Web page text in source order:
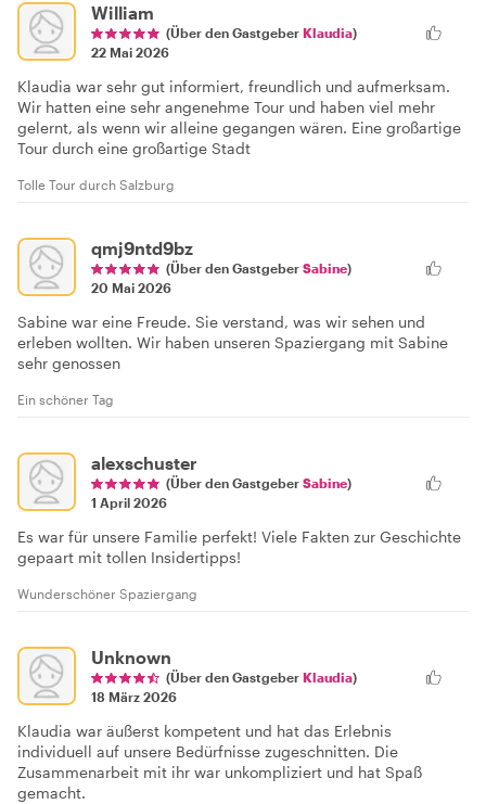
William
(Über den Gastgeber Klaudia)
22 Mai 2026
Klaudia war sehr gut informiert, freundlich und aufmerksam.
Wir hatten eine sehr angenehme Tour und haben viel mehr
gelernt, als wenn wir alleine gegangen wären. Eine großartige
Tour durch eine großartige Stadt
Tolle Tour durch Salzburg
qmj9ntd9bz
(Über den Gastgeber Sabine)
20 Mai 2026
Sabine war eine Freude. Sie verstand, was wir sehen und
erleben wollten. Wir haben unseren Spaziergang mit Sabine
sehr genossen
Ein schöner Tag
alexschuster
(Über den Gastgeber Sabine)
1 April 2026
Es war für unsere Familie perfekt! Viele Fakten zur Geschichte
gepaart mit tollen Insidertipps!
Wunderschöner Spaziergang
Unknown
(Über den Gastgeber Klaudia)
18 März 2026
Klaudia war äußerst kompetent und hat das Erlebnis
individuell auf unsere Bedürfnisse zugeschnitten. Die
Zusammenarbeit mit ihr war unkompliziert und hat Spaß
gemacht.